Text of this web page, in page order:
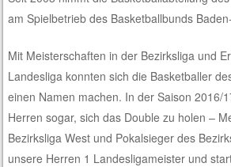
am Spielbetrieb des Basketballbunds
Mit Meisterschaften in der Bezirksliga und
Landesliga konnten sich die Basketballer
einen Namen machen. In der Saison 2016/
Herren sogar, sich das Double zu holen –
Bezirksliga West und Pokalsieger des
unsere Herren 1 Landesligameister und